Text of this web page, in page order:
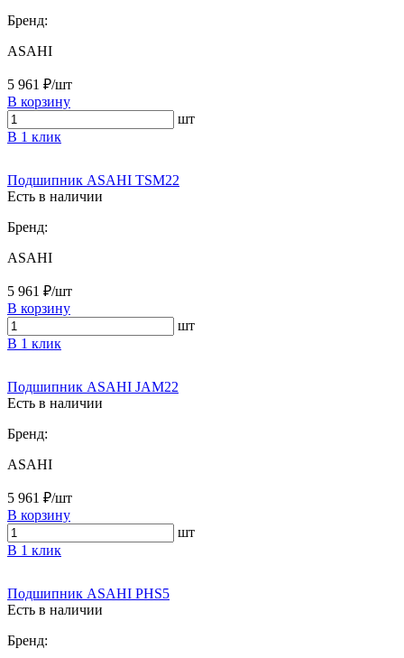
Бренд:
ASAHI
5 961 ₽/шт
В корзину
шт
В 1 клик
Подшипник ASAHI TSM22
Есть в наличии
Бренд:
ASAHI
5 961 ₽/шт
В корзину
шт
В 1 клик
Подшипник ASAHI JAM22
Есть в наличии
Бренд:
ASAHI
5 961 ₽/шт
В корзину
шт
В 1 клик
Подшипник ASAHI PHS5
Есть в наличии
Бренд: